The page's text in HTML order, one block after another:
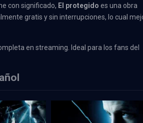
con significado, El protegido es una obra
gratis y sin interrupciones, lo cual
en streaming. Ideal para los fans del